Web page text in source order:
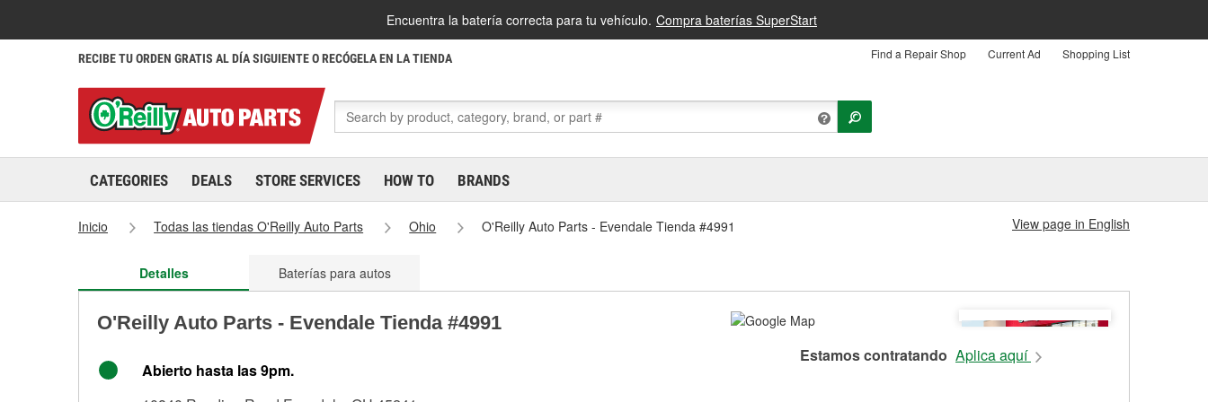
Encuentra la batería correcta para tu vehículo. Compra baterías SuperStart
RECIBE TU ORDEN GRATIS AL DÍA SIGUIENTE O RECÓGELA EN LA TIENDA Find a Repair Shop Current Ad Shopping List
CATEGORIES DEALS STORE SERVICES HOW TO BRANDS
Inicio Todas las tiendas O'Reilly Auto Parts Ohio O'Reilly Auto Parts - Evendale Tienda #4991 View page in English
Detalles Baterías para autos
O'Reilly Auto Parts - Evendale Tienda #4991
Abierto hasta las 9pm.
Estamos contratando Aplica aquí